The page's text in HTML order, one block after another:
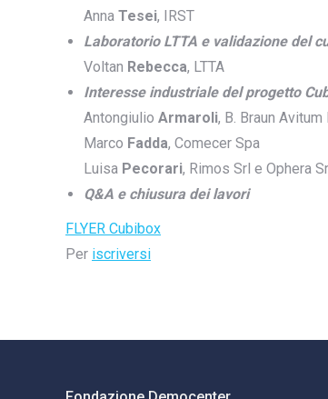
Anna Tesei, IRST
Laboratorio LTTA e validazione del
Voltan Rebecca, LTTA
Interesse industriale del progetto
Antongiulio Armaroli, B. Braun
Marco Fadda, Comecer Spa
Luisa Pecorari, Rimos Srl e Ophera
Q&A e chiusura dei lavori
FLYER Cubibox
Per iscriversi